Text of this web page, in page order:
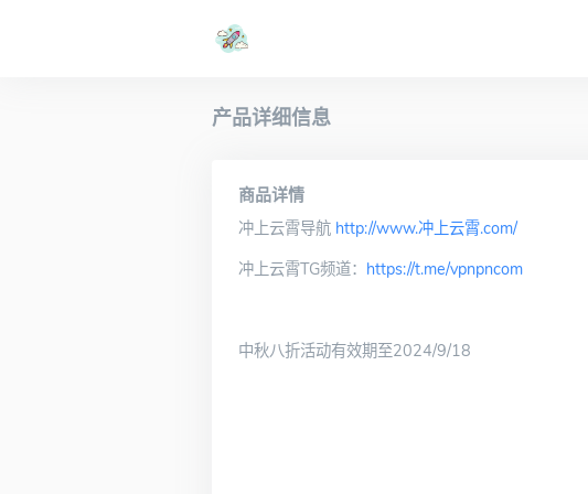
产品详细信息
商品详情
冲上云霄导航 http://www.冲上云霄.com/
冲上云霄TG频道： https://t.me/vpnpncom
中秋八折活动有效期至2024/9/18